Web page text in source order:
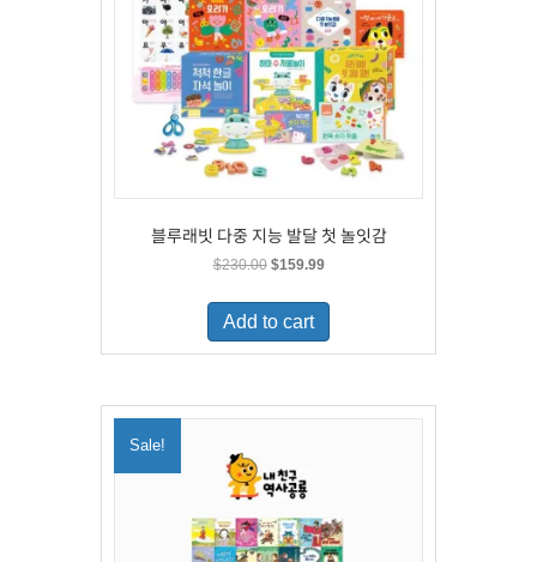
블루래빗 다중 지능 발달 첫 놀잇감
$230.00 Original
was:
$230.00.
$159.99Current
is:
Add to cart
Sale!